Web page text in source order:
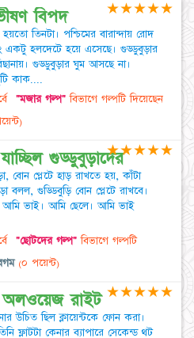
বিপদ
তিনটা। পশ্চিমের বারান্দায় রোদ
একটু হলদেটে হয়ে এসেছে। গুড্ডুবুড়ার
গুড্ডুবুড়ার ঘুম আসছে না।
কাক....
"মজার গল্প"বিভাগে গল্পটি দিয়েছেন
★★★★★
গুড্ডুবুড়াদের
বোন প্লেটে হাড় রাখতে হয়, কাঁটা
বলল, গুড্ডিবুড়ি বোন প্লেটে রাখবে।
আমি ভাই। আমি ছেলে। আমি ভাই
"ছোটদের গল্প"বিভাগে গল্পটি
(০ পয়েন্ট)
★★★★★
রাইট
উচিত ছিল ক্লায়েন্টকে ফোন করা।
ফ্লাটটা কেনার ব্যাপারে সেকেন্ড থট
★★★★★